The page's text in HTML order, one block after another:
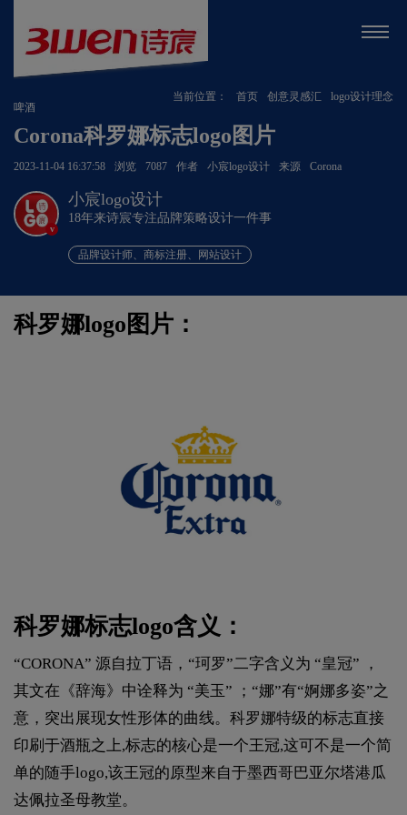
当前位置： 首页 创意灵感汇
logo设计理念
啤酒
Corona科罗娜标志logo图片
2023-11-04 16:37:58 浏览 7087 作者 小宸logo设计 来源 Corona
v
小宸logo设计
18年来诗宸专注品牌策略设计一件事
品牌设计师、商标注册、网站设计
科罗娜logo图片：
科罗娜标志logo含义：
“CORONA” 源自拉丁语，“珂罗”二字含义为 “皇冠” ，
其文在《辞海》中诠释为 “美玉” ；“娜”有“婀娜多姿”之
意，突出展现女性形体的曲线。科罗娜特级的标志直接
印刷于酒瓶之上,标志的核心是一个王冠,这可不是一个简
单的随手logo,该王冠的原型来自于墨西哥巴亚尔塔港瓜
达佩拉圣母教堂。